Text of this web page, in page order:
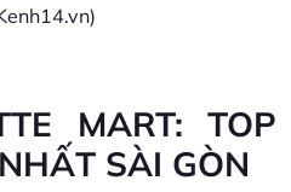
MART: TOP
SÀI GÒN